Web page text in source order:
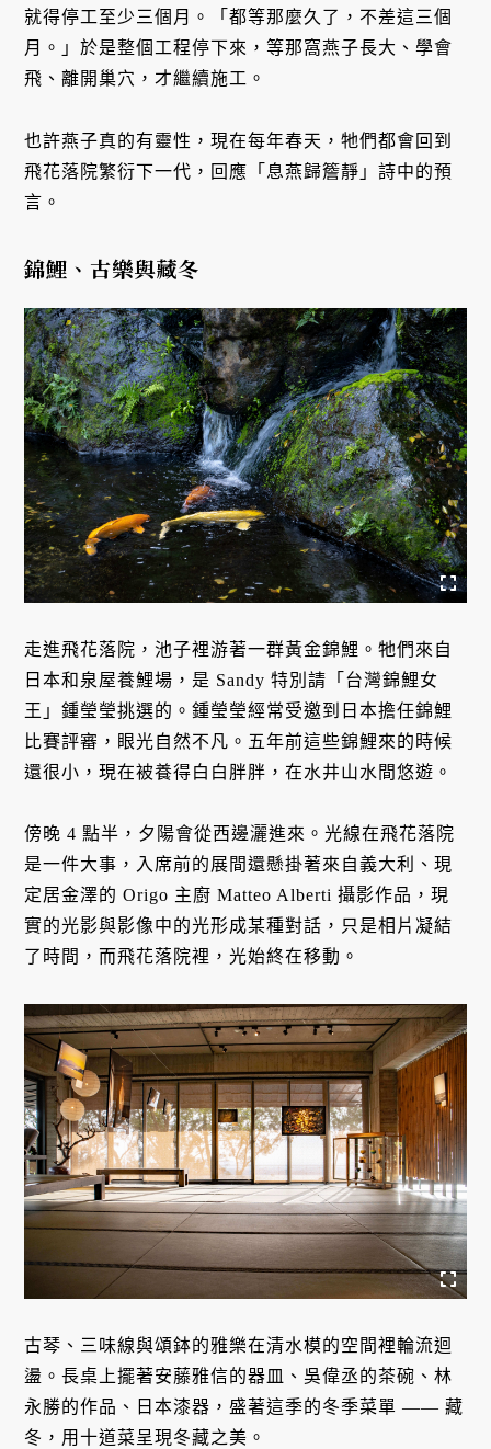
就得停工至少三個月。「都等那麼久了，不差這三個
月。」於是整個工程停下來，等那窩燕子長大、學會
飛、離開巢穴，才繼續施工。
也許燕子真的有靈性，現在每年春天，牠們都會回到
飛花落院繁衍下一代，回應「息燕歸簷靜」詩中的預
言。
錦鯉、古樂與藏冬
走進飛花落院，池子裡游著一群黃金錦鯉。牠們來自
日本和泉屋養鯉場，是 Sandy 特別請「台灣錦鯉女
王」鍾瑩瑩挑選的。鍾瑩瑩經常受邀到日本擔任錦鯉
比賽評審，眼光自然不凡。五年前這些錦鯉來的時候
還很小，現在被養得白白胖胖，在水井山水間悠遊。
傍晚 4 點半，夕陽會從西邊灑進來。光線在飛花落院
是一件大事，入席前的展間還懸掛著來自義大利、現
定居金澤的 Origo 主廚 Matteo Alberti 攝影作品，現
實的光影與影像中的光形成某種對話，只是相片凝結
了時間，而飛花落院裡，光始終在移動。
古琴、三味線與頌鉢的雅樂在清水模的空間裡輪流迴
盪。長桌上擺著安藤雅信的器皿、吳偉丞的茶碗、林
永勝的作品、日本漆器，盛著這季的冬季菜單 —— 藏
冬，用十道菜呈現冬藏之美。